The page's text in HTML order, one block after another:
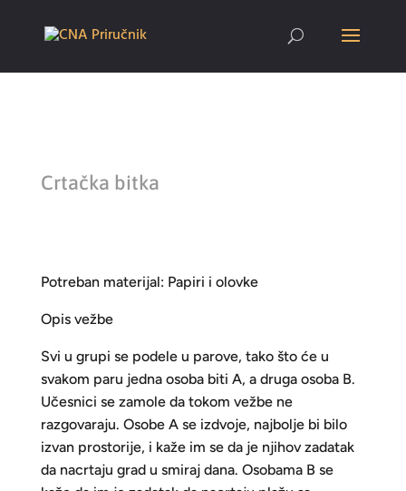
Crtačka bitka
Potreban materijal: Papiri i olovke
Opis vežbe
Svi u grupi se podele u parove, tako što će u
svakom paru jedna osoba biti A, a druga osoba B.
Učesnici se zamole da tokom vežbe ne
razgovaraju. Osobe A se izdvoje, najbolje bi bilo
izvan prostorije, i kaže im se da je njihov zadatak
da nacrtaju grad u smiraj dana. Osobama B se